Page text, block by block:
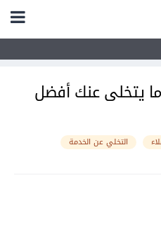
يتخلى عنك أفضل
التخلي عن الخدمة